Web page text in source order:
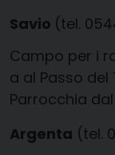
Savio (tel.
Campo per i
a al Passo del
Parrocchia
Argenta (tel.